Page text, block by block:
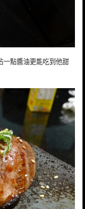
一點醬油更能吃到他甜